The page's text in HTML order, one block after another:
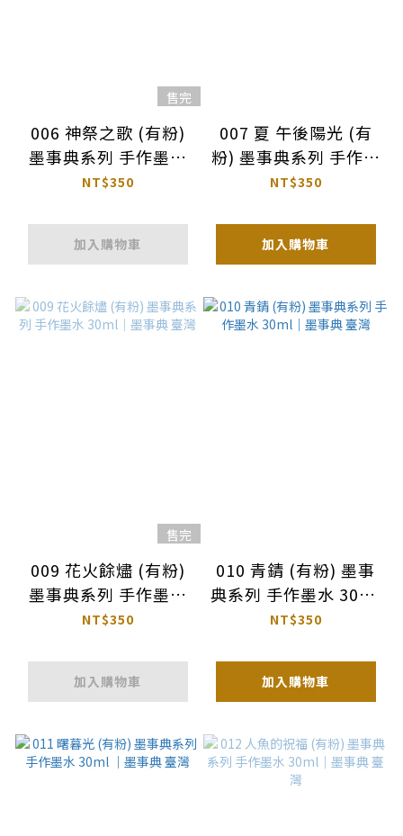
售完
006 神祭之歌 (有粉)
墨事典系列 手作墨水
30ml 亮粉 / 無粉｜墨
NT$350
加入購物車
007 夏 午後陽光 (有
粉) 墨事典系列 手作墨
水 30ml｜墨事典 臺灣
NT$350
加入購物車
售完
009 花火餘燼 (有粉)
墨事典系列 手作墨水
30ml｜墨事典 臺灣
NT$350
加入購物車
010 青錆 (有粉) 墨事
典系列 手作墨水 30ml
｜墨事典 臺灣
NT$350
加入購物車